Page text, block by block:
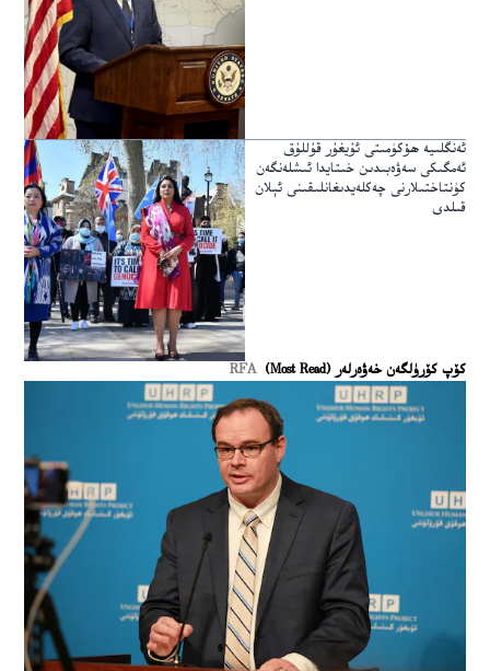
ئەنگلىيە ھۆكۈمىتى ئۇيغۇر قۇللۇق
ئەمگىكى سەۋەبىدىن خىتايدا ئىشلەنگەن
كۈنتاختىلارنى چەكلەيدىغانلىقىنى ئېلان
قىلدى
كۆپ كۆرۈلگەن خەۋەرلەر (Most Read) RFA